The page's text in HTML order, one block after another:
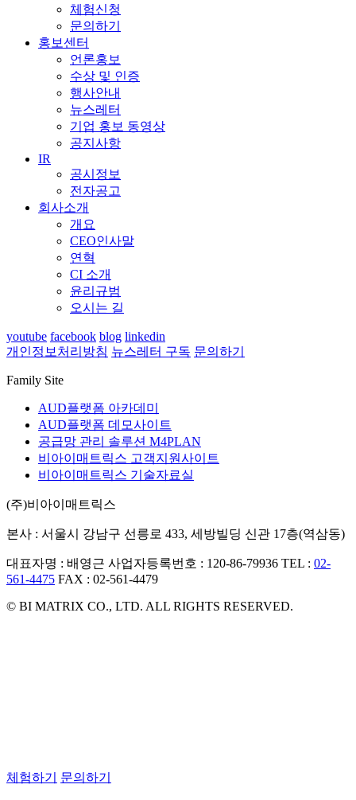
체험신청
문의하기
홍보센터
언론홍보
수상 및 인증
행사안내
뉴스레터
기업 홍보 동영상
공지사항
IR
공시정보
전자공고
회사소개
개요
CEO인사말
연혁
CI 소개
윤리규범
오시는 길
youtube facebook blog linkedin
개인정보처리방침 뉴스레터 구독 문의하기
Family Site
AUD플랫폼 아카데미
AUD플랫폼 데모사이트
공급망 관리 솔루션 M4PLAN
비아이매트릭스 고객지원사이트
비아이매트릭스 기술자료실
(주)비아이매트릭스
본사 : 서울시 강남구 선릉로 433, 세방빌딩 신관 17층(역삼동)
대표자명 : 배영근 사업자등록번호 : 120-86-79936 TEL : 02-
561-4475 FAX : 02-561-4479
© BI MATRIX CO., LTD. ALL RIGHTS RESERVED.
체험하기 문의하기